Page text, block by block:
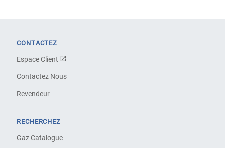
CONTACTEZ
Espace Client
Contactez Nous
Revendeur
RECHERCHEZ
Gaz Catalogue